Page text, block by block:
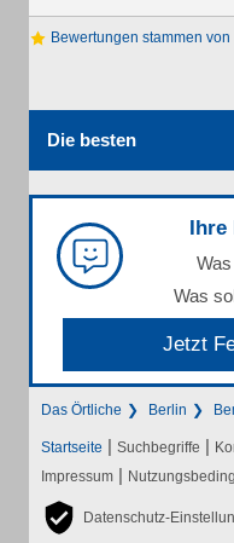
Bewertungen stammen
Die besten
Was
Jetzt
Das Örtliche Berlin
Startseite | Suchbegriffe |
Impressum |
Datenschutz-